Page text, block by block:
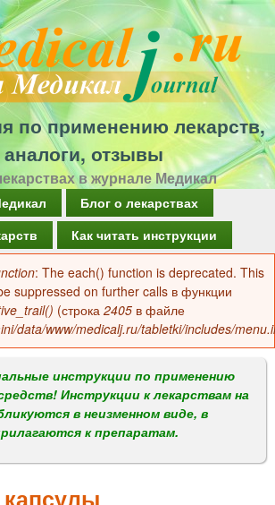
Перейти
к
основному
содержанию
по применению лекарств,
аналоги, отзывы
в журнале Медикал
Блог о лекарствах
Как читать инструкции
: The each() function is deprecated. This
suppressed on further calls в функции
(строка 2405 в файле
data/www/medicalj.ru/tabletki/includes/
инструкции по применению
Инструкции к лекарствам на
в неизменном виде, в
к препаратам.